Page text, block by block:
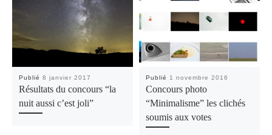
Publié8 janvier 2017
Résultats du concours “la
nuit aussi c’est joli”
Publié 1 novembre 2016
Concours photo
“Minimalisme” les clichés
soumis aux votes